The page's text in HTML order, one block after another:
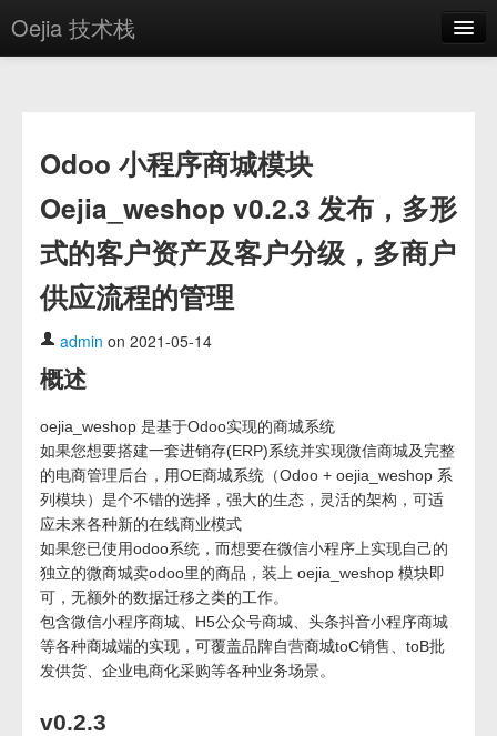
Oejia 技术栈
方案
OE学院
分享
关于
编辑器
登录
Odoo 小程序商城模块
Oejia_weshop v0.2.3 发布，多形
式的客户资产及客户分级，多商户
供应流程的管理
admin on 2021-05-14
概述
oejia_weshop 是基于Odoo实现的商城系统
如果您想要搭建一套进销存(ERP)系统并实现微信商城及完整
的电商管理后台，用OE商城系统（Odoo + oejia_weshop 系
列模块）是个不错的选择，强大的生态，灵活的架构，可适
应未来各种新的在线商业模式
如果您已使用odoo系统，而想要在微信小程序上实现自己的
独立的微商城卖odoo里的商品，装上 oejia_weshop 模块即
可，无额外的数据迁移之类的工作。
包含微信小程序商城、H5公众号商城、头条抖音小程序商城
等各种商城端的实现，可覆盖品牌自营商城toC销售、toB批
发供货、企业电商化采购等各种业务场景。
v0.2.3